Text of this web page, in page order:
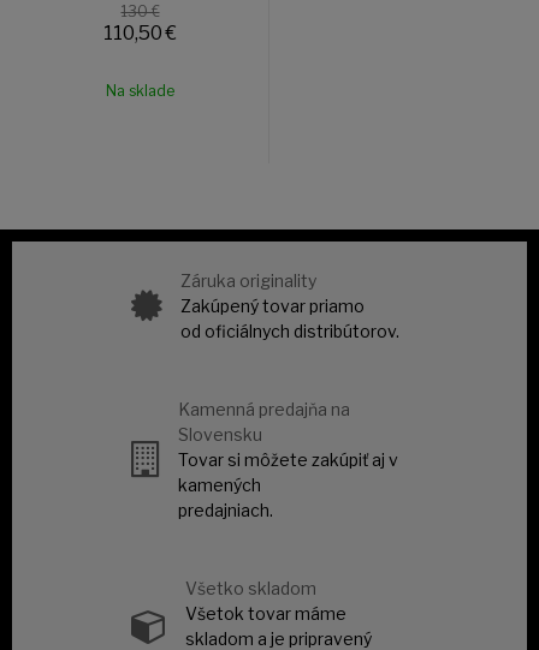
130 €
110,50 €
Na sklade
Záruka originality
Zakúpený tovar priamo
od oficiálnych distribútorov.
Kamenná predajňa na
Slovensku
Tovar si môžete zakúpiť aj v
kamených
predajniach.
Všetko skladom
Všetok tovar máme
skladom a je pripravený